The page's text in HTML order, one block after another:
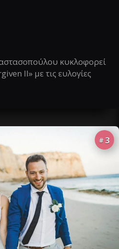
κυκλοφορεί
II» με τις ευλογίες
# 3